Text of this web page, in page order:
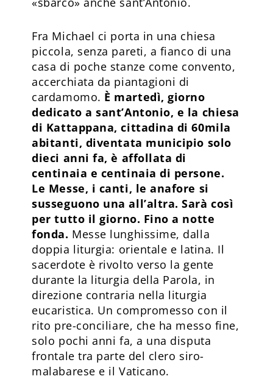
Fra Michael ci porta in una chiesa
piccola, senza pareti, a fianco di una
casa di poche stanze come convento,
accerchiata da piantagioni di
cardamomo. È martedì, giorno
dedicato a sant’Antonio, e la chiesa
di Kattappana, cittadina di 60mila
abitanti, diventata municipio solo
dieci anni fa, è affollata di
centinaia e centinaia di persone.
Le Messe, i canti, le anafore si
susseguono una all’altra. Sarà così
per tutto il giorno. Fino a notte
fonda. Messe lunghissime, dalla
doppia liturgia: orientale e latina. Il
sacerdote è rivolto verso la gente
durante la liturgia della Parola, in
direzione contraria nella liturgia
eucaristica. Un compromesso con il
rito pre-conciliare, che ha messo fine,
solo pochi anni fa, a una disputa
frontale tra parte del clero siro-
malabarese e il Vaticano.